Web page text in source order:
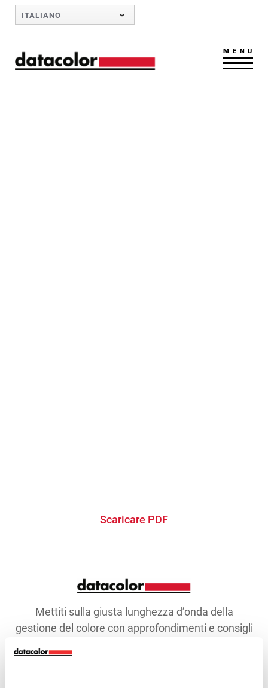
Skip to Main Content
ITALIANO
MENU
Scaricare PDF
Mettiti sulla giusta lunghezza d’onda della
gestione del colore con approfondimenti e consigli